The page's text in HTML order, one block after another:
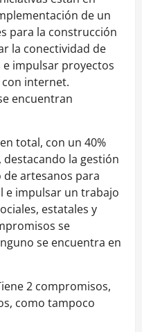
de un
para la construcción
la conectividad de
impulsar proyectos
internet.
encuentran
total, con un 40%
la gestión
artesanos para
e impulsar un trabajo
estatales y
se
se encuentra en
2 compromisos,
como tampoco